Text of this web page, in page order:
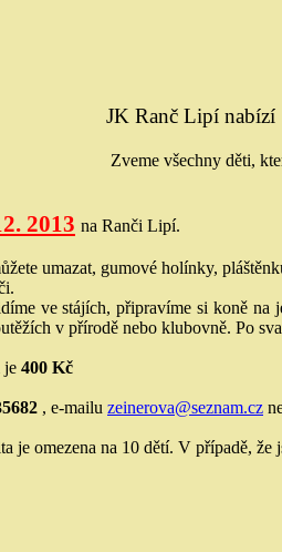
JK Ranč Lipí nabízí
Zveme všechny děti,
2013 na Ranči Lipí.
umazat, gumové holínky,
ve stájích, připravíme si koně
v přírodě nebo klubovně. Po
je 400 Kč
, e-mailu zeinerova@seznam.cz
je omezena na 10 dětí. V případě,